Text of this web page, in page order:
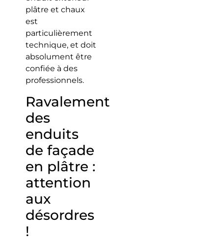
plâtre et chaux
est
particulièrement
technique, et doit
absolument être
confiée à des
professionnels.
Ravalement
des
enduits
de façade
en plâtre :
attention
aux
désordres
!